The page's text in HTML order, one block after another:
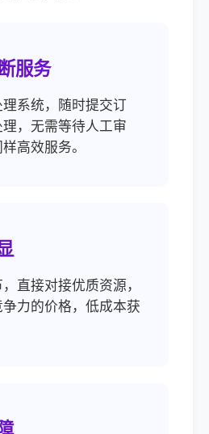
服务
系统，随时提交订
，无需等待人工审
高效服务。
直接对接优质资源，
力的价格，低成本获